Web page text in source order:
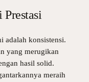
adalah konsistensi.
yang merugikan
hasil solid.
meraih